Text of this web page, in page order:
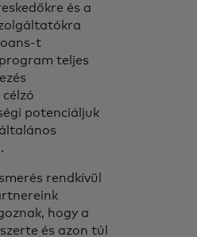
és a
t
teljes
potenciáljuk
rendkívül
hogy a
és azon túl